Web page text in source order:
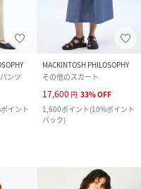
ンツ
イント
MACKINTOSH PHILOSOPHY
その他のスカート
17,600 円 33%OFF
1,600ポイント(10%ポイント
バック)